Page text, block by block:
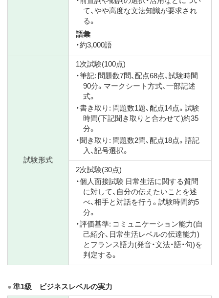
て、やや高度な文法知識が要求され
る。
語彙
・約3,000語
試験形式
1次試験(100点)
・筆記: 問題数7問、配点68点、試験時間
90分。マークシート方式、一部記述
式。
・書き取り: 問題数1題、配点14点。試験
時間(下記聞き取りと合わせて)約35
分。
・聞き取り: 問題数2問、配点18点。語記
入、記号選択。
2次試験(30点)
・個人面接試験 日常生活に関する質問
に対して、自分の伝えたいことを述
べ、相手と対話を行う。試験時間約5
分。
・評価基準: コミュニケーション能力(自
己紹介、日常生活レベルの伝達能力)
とフランス語力(発音・文法・語・句)を
判定する。
準1級 ビジネスレベルの実力